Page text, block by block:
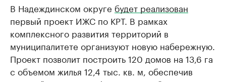
В Надеждинском округе будет реализован
первый проект ИЖС по КРТ. В рамках
комплексного развития территорий в
муниципалитете организуют новую набережную.
Проект позволит построить 120 домов на 13,6 га
с объемом жилья 12,4 тыс. кв. м, обеспечив